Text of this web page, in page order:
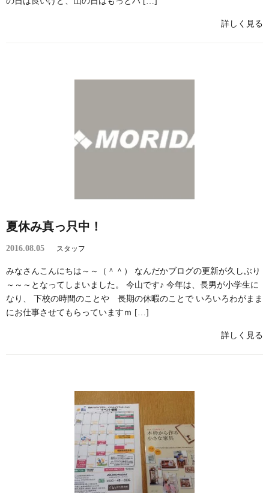
詳しく見る
夏休み真っ只中！
2016.08.05 スタッフ
みなさんこんにちは～～（＾＾） なんだかブログの更新が久しぶり
～～～となってしまいました。 今山です♪ 今年は、長男が小学生に
なり、 下校の時間のことや 長期の休暇のことで いろいろわがまま
にお仕事させてもらっていますｍ […]
詳しく見る